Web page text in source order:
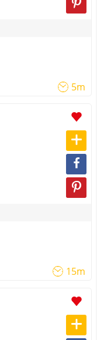
5m
15m